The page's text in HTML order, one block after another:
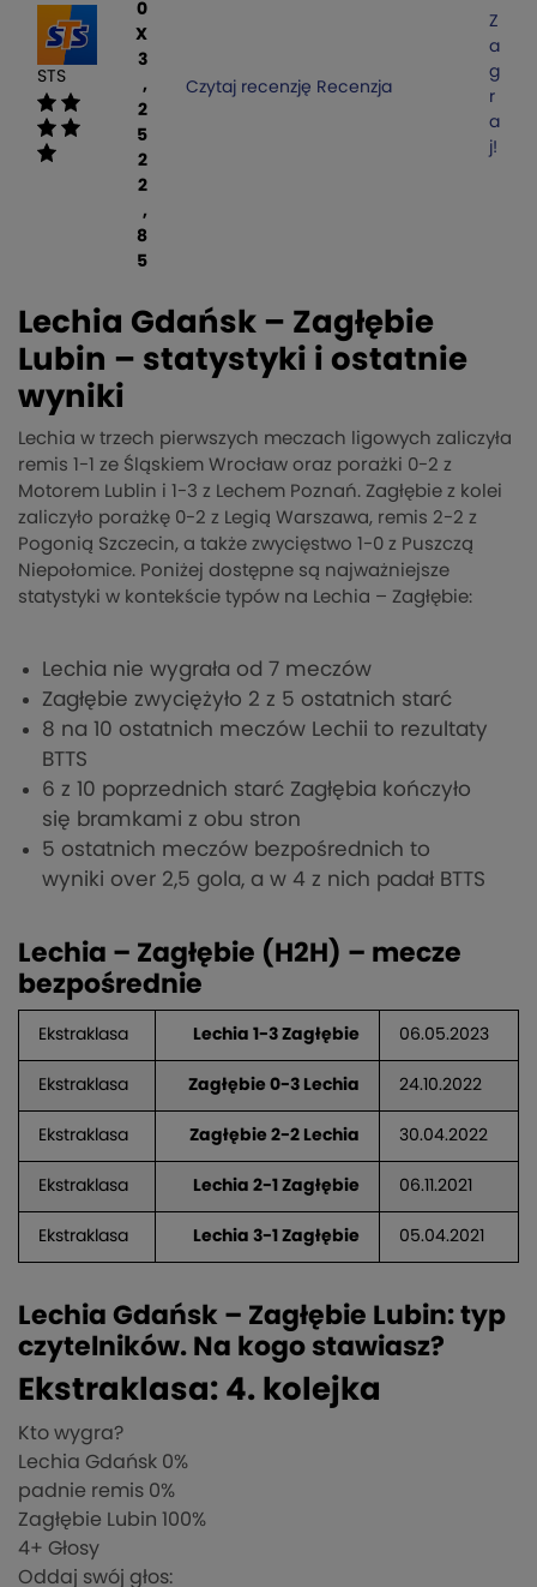
STS
0
X
3
,
2
5
2
2
,
8
5
Czytaj recenzję Recenzja
Z
a
g
r
a
j!
Lechia Gdańsk – Zagłębie
Lubin – statystyki i ostatnie
wyniki
Lechia w trzech pierwszych meczach ligowych zaliczyła
remis 1-1 ze Śląskiem Wrocław oraz porażki 0-2 z
Motorem Lublin i 1-3 z Lechem Poznań. Zagłębie z kolei
zaliczyło porażkę 0-2 z Legią Warszawa, remis 2-2 z
Pogonią Szczecin, a także zwycięstwo 1-0 z Puszczą
Niepołomice. Poniżej dostępne są najważniejsze
statystyki w kontekście typów na Lechia – Zagłębie:
Lechia nie wygrała od 7 meczów
Zagłębie zwyciężyło 2 z 5 ostatnich starć
8 na 10 ostatnich meczów Lechii to rezultaty
BTTS
6 z 10 poprzednich starć Zagłębia kończyło
się bramkami z obu stron
5 ostatnich meczów bezpośrednich to
wyniki over 2,5 gola, a w 4 z nich padał BTTS
Lechia – Zagłębie (H2H) – mecze
bezpośrednie
Ekstraklasa Lechia 1-3 Zagłębie 06.05.2023
Ekstraklasa Zagłębie 0-3 Lechia 24.10.2022
Ekstraklasa Zagłębie 2-2 Lechia 30.04.2022
Ekstraklasa Lechia 2-1 Zagłębie 06.11.2021
Ekstraklasa Lechia 3-1 Zagłębie 05.04.2021
Lechia Gdańsk – Zagłębie Lubin: typ
czytelników. Na kogo stawiasz?
Ekstraklasa: 4. kolejka
Kto wygra?
Lechia Gdańsk 0%
padnie remis 0%
Zagłębie Lubin 100%
4+ Głosy
Oddaj swój głos: